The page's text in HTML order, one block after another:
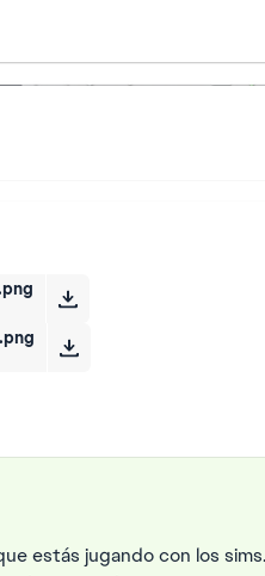
estás jugando con los